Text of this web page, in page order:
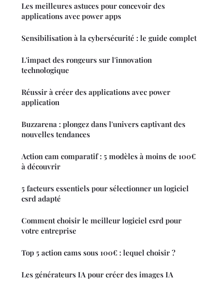
Les meilleures astuces pour concevoir des
applications avec power apps
Sensibilisation à la cybersécurité : le guide complet
L'impact des rongeurs sur l'innovation
technologique
Réussir à créer des applications avec power
application
Buzzarena : plongez dans l'univers captivant des
nouvelles tendances
Action cam comparatif : 5 modèles à moins de 100€
à découvrir
5 facteurs essentiels pour sélectionner un logiciel
csrd adapté
Comment choisir le meilleur logiciel csrd pour
votre entreprise
Top 5 action cams sous 100€ : lequel choisir ?
Les générateurs IA pour créer des images IA